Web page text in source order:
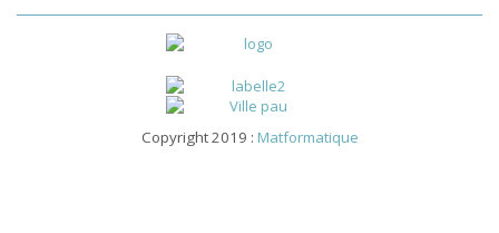
Copyright 2019 : Matformatique